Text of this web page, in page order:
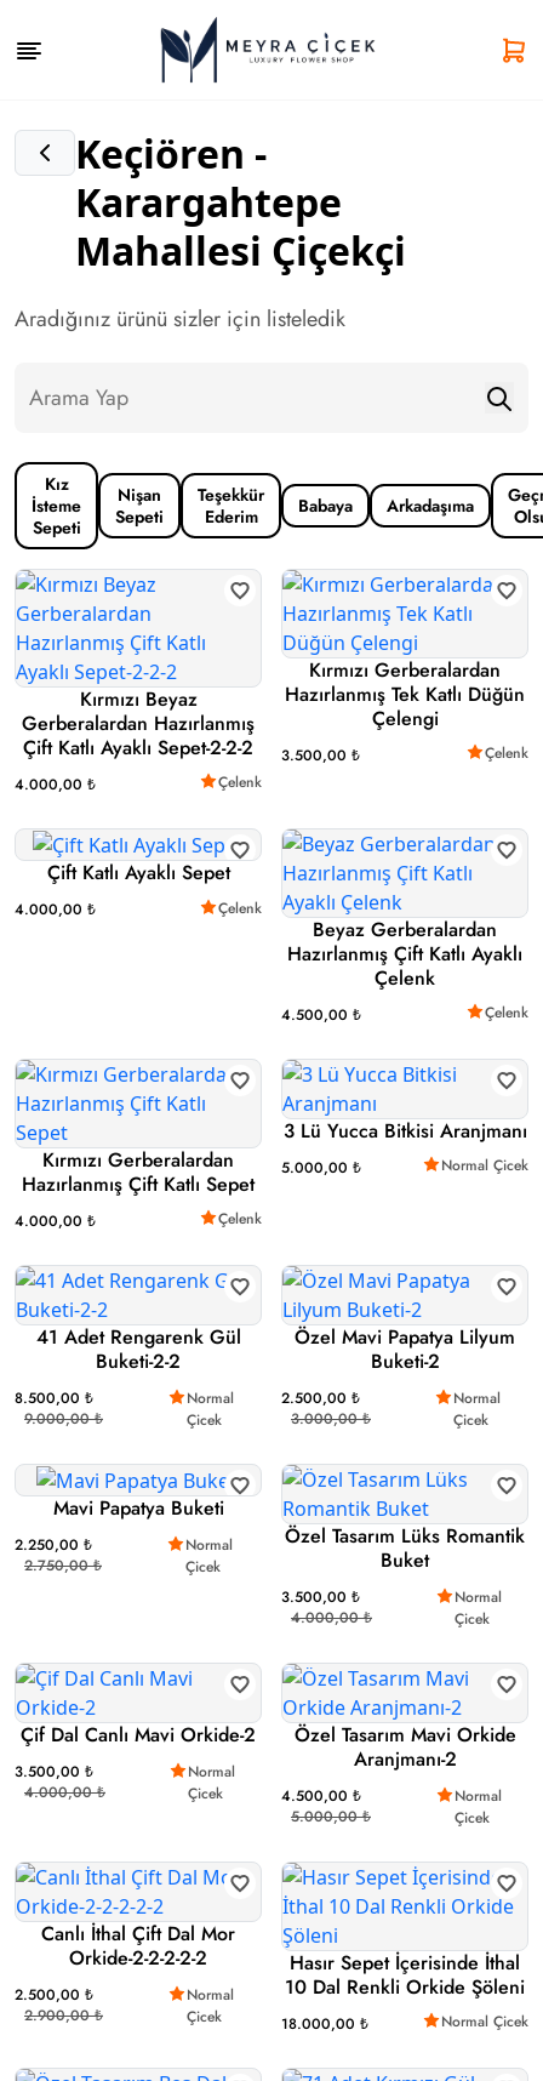
Keçiören -
Karargahtepe
Mahallesi Çiçekçi
Aradığınız ürünü sizler için listeledik
Kız
İsteme
Sepeti
Nişan
Sepeti
Teşekkür
Ederim
Babaya Arkadaşıma
Kırmızı Beyaz
Gerberalardan Hazırlanmış
Çift Katlı Ayaklı Sepet-2-2-2
4.000,00 ₺ Çelenk
Kırmızı Gerberalardan
Hazırlanmış Tek Katlı Düğün
Çelengi
3.500,00 ₺ Çelenk
Çift Katlı Ayaklı Sepet
4.000,00 ₺ Çelenk
Beyaz Gerberalardan
Hazırlanmış Çift Katlı Ayaklı
Çelenk
4.500,00 ₺ Çelenk
Kırmızı Gerberalardan
Hazırlanmış Çift Katlı Sepet
4.000,00 ₺ Çelenk
3 Lü Yucca Bitkisi Aranjmanı
5.000,00 ₺ Normal Çicek
41 Adet Rengarenk Gül
Buketi-2-2
8.500,00 ₺
9.000,00 ₺
Normal
Çicek
Özel Mavi Papatya Lilyum
Buketi-2
2.500,00 ₺
3.000,00 ₺
Normal
Çicek
Mavi Papatya Buketi
2.250,00 ₺
2.750,00 ₺
Normal
Çicek
Özel Tasarım Lüks Romantik
Buket
3.500,00 ₺
4.000,00 ₺
Normal
Çicek
Çif Dal Canlı Mavi Orkide-2
3.500,00 ₺
4.000,00 ₺
Normal
Çicek
Özel Tasarım Mavi Orkide
Aranjmanı-2
4.500,00 ₺
5.000,00 ₺
Normal
Çicek
Canlı İthal Çift Dal Mor
Orkide-2-2-2-2-2
2.500,00 ₺
2.900,00 ₺
Normal
Çicek
Hasır Sepet İçerisinde İthal
10 Dal Renkli Orkide Şöleni
18.000,00 ₺ Normal Çicek